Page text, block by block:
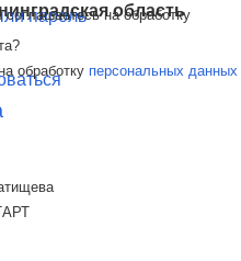
область
пароль
обработку персональных данных
на обработку